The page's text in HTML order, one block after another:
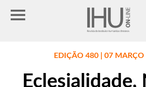
EDIÇÃO 480 | 07 MARÇO
Eclesialidade,